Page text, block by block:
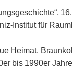
Institut für
Heimat.
bis 1990er